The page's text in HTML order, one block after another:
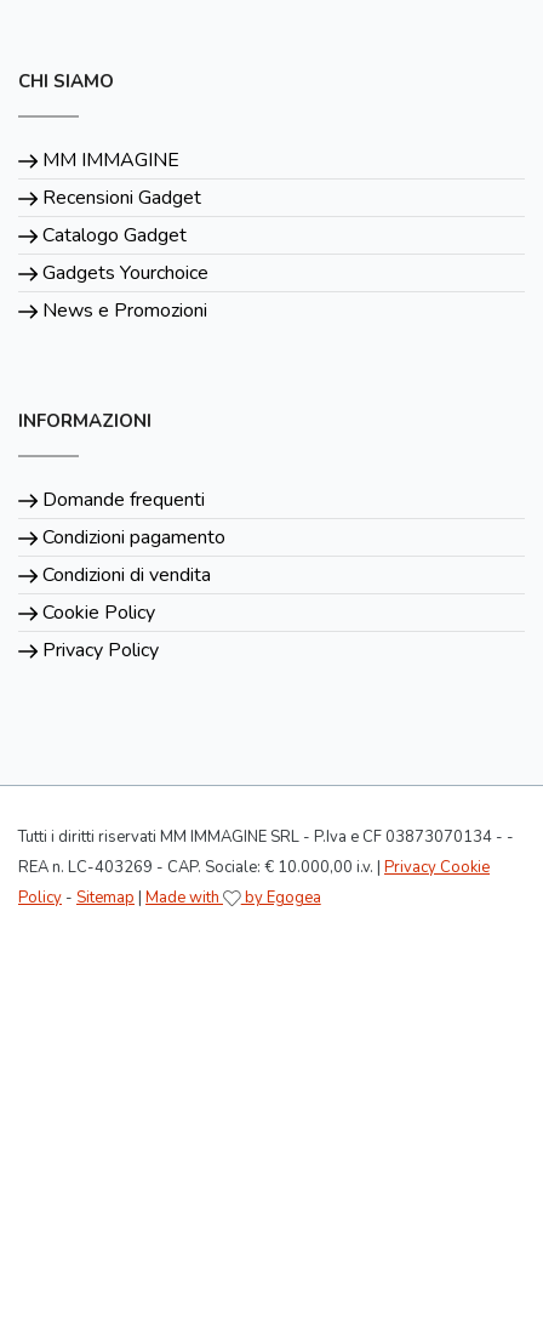
CHI SIAMO
MM IMMAGINE
Recensioni Gadget
Catalogo Gadget
Gadgets Yourchoice
News e Promozioni
INFORMAZIONI
Domande frequenti
Condizioni pagamento
Condizioni di vendita
Cookie Policy
Privacy Policy
Tutti i diritti riservati MM IMMAGINE SRL - P.Iva e CF 03873070134 - -
REA n. LC-403269 - CAP. Sociale: € 10.000,00 i.v. | Privacy Cookie
Policy - Sitemap | Made with by Egogea